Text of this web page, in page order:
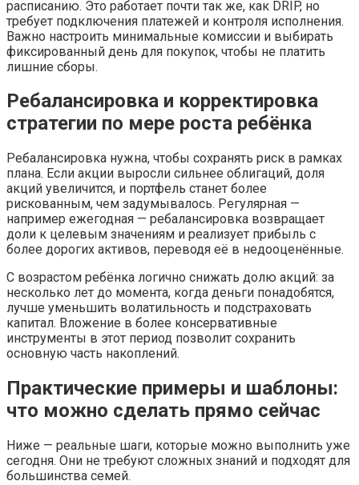
расписанию. Это работает почти так же, как DRIP, но
требует подключения платежей и контроля исполнения.
Важно настроить минимальные комиссии и выбирать
фиксированный день для покупок, чтобы не платить
лишние сборы.
Ребалансировка и корректировка
стратегии по мере роста ребёнка
Ребалансировка нужна, чтобы сохранять риск в рамках
плана. Если акции выросли сильнее облигаций, доля
акций увеличится, и портфель станет более
рискованным, чем задумывалось. Регулярная —
например ежегодная — ребалансировка возвращает
доли к целевым значениям и реализует прибыль с
более дорогих активов, переводя её в недооценённые.
С возрастом ребёнка логично снижать долю акций: за
несколько лет до момента, когда деньги понадобятся,
лучше уменьшить волатильность и подстраховать
капитал. Вложение в более консервативные
инструменты в этот период позволит сохранить
основную часть накоплений.
Практические примеры и шаблоны:
что можно сделать прямо сейчас
Ниже — реальные шаги, которые можно выполнить уже
сегодня. Они не требуют сложных знаний и подходят для
большинства семей.